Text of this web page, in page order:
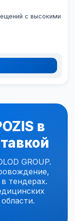
с высокими
в
GROUP.
тендерах.